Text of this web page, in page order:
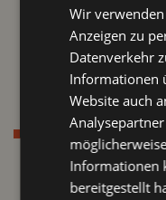
Juniorsuite
Inklusivleistungen
Buchen
Anfragen
Angebote - Pauschalen
Winterangebote
Sommerangebote
Wir
Anzeigen zu
Datenverkehr
Informationen
Website auch
Informationen
bereitgestellt